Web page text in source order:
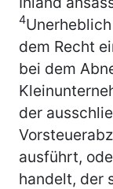
4
dem Recht
bei dem
der
ausführt,
handelt, der